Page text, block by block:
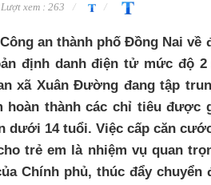
Lượt xem : 263
an thành phố Đồng Nai về
định danh điện tử mức độ 2
xã Xuân Đường đang tập
hoàn thành các chỉ tiêu được
dưới 14 tuổi. Việc cấp căn
trẻ em là nhiệm vụ quan
Chính phủ, thúc đẩy chuyển